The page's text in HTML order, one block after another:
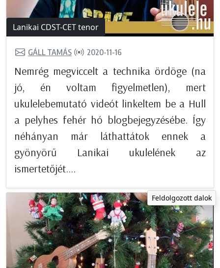
Lanikai CDST-CET tenor
GÁLL TAMÁS 2020-11-16
Nemrég megviccelt a technika ördöge (na
jó, én voltam figyelmetlen), mert
ukulelebemutató videót linkeltem be a Hull
a pelyhes fehér hó blogbejegyzésébe. Így
néhányan már láthattátok ennek a
gyönyörű Lanikai ukulelének az
ismertetőjét....
Feldolgozott dalok